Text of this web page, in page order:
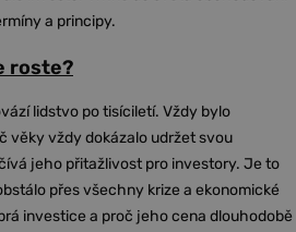
a principy.
roste?
lidstvo po tisíciletí. Vždy bylo
věky vždy dokázalo udržet svou
jeho přitažlivost pro investory. Je to
přes všechny krize a ekonomické
investice a proč jeho cena dlouhodobě